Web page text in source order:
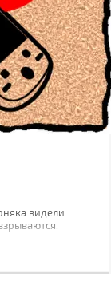
видели